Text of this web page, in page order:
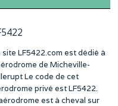
site LF5422.com est dédié à
de Micheville-
Le code de cet
privé est LF5422.
est à cheval sur